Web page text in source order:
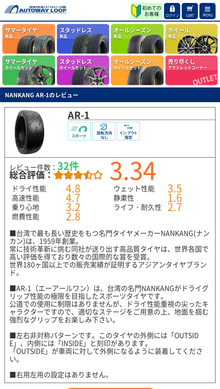
ログイン CART MENU
サマータイヤ
単品
スタッドレス
単品
オールシーズン
単品
ホイール
単品
サマータイヤ
ホイールセット
スタッドレス
ホイールセット
オールシーズン
ホイールセット
売り尽くし
アウトレットコーナー
NANKANG AR-1のレビュー
AR-1
レビュー件数： 32件
総合評価： 3.34
ドライ性能 4.8 ウェット性能 3.5
高速性能 4.7 静粛性 1.6
乗り心地 3.2 ライフ・耐久性 2.7
燃費性能 2.8
■台湾で最も長い歴史をもつ名門タイヤメーカーNANKANG(ナン
カン)は、1959年創業。
常に技術革新に挑む同社が送り出す高品質タイヤは、世界各国で
高い評価を得ており数々の国際的な賞を受賞。
世界180ヶ国以上での販売実績が証明するアジアンタイヤブラン
ド。
■AR-1（エーアールワン）は、台湾の名門NANKANGがドライグ
リップ性能の極限を目指したスポーツタイヤです。
公道での使用に制限はありませんが、ドライ性能重視の尖ったキ
ャラクターですので、適切なステージをご用意の上、地面を掴む
強烈なグリップをお楽しみ下さい。
■左右非対称パターンです。このタイヤの外側には「OUTSID
E」、内側には「INSIDE」と刻印があります。
「OUTSIDE」が車両に対して外側になるように装着してくださ
い。
■右用左用の設定はありません。